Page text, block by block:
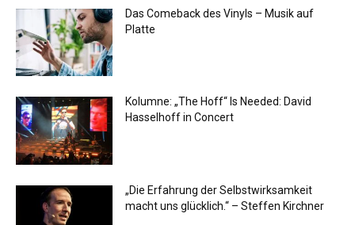
Das Comeback des Vinyls – Musik auf
Platte
Kolumne: „The Hoff“ Is Needed: David
Hasselhoff in Concert
„Die Erfahrung der Selbstwirksamkeit
macht uns glücklich.“ – Steffen Kirchner